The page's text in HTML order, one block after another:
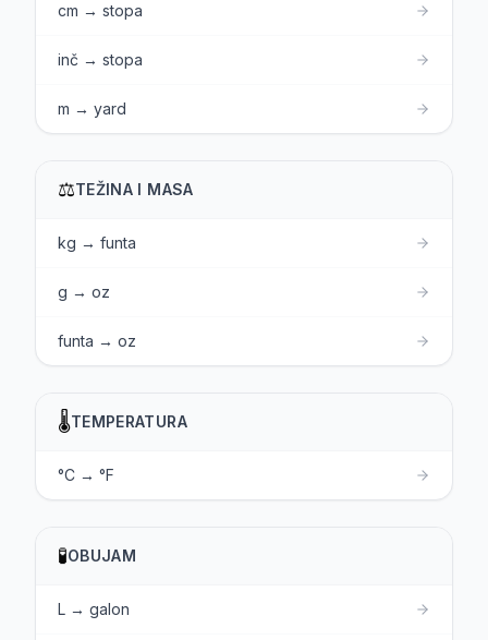
cm → stopa
inč → stopa
m → yard
⚖️TEŽINA I MASA
kg → funta
g → oz
funta → oz
🌡️TEMPERATURA
°C → °F
🧪OBUJAM
L → galon